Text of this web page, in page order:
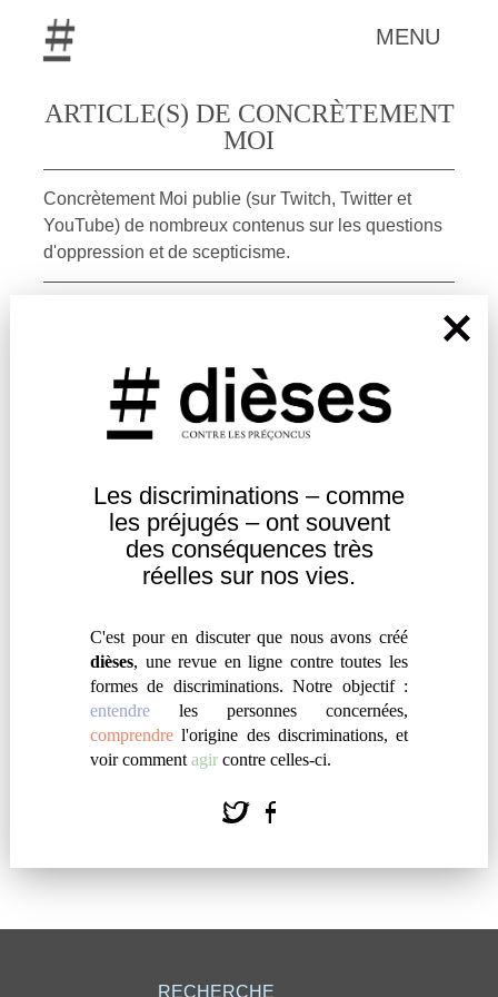
Les discriminations – comme
lespréjugés – ont souvent
desconséquences très
réelles sur nos vies.
C'est pour en discuter que nous avons créé
dièses, une revue en ligne contre toutes les
formes de discriminations. Notre objectif :
entendre les personnes concernées,
comprendre l'origine des discriminations, et
voir comment agir contre celles-ci.
MENU
ARTICLE(S) DE CONCRÈTEMENT
MOI
Concrètement Moi publie (sur Twitch, Twitter et
YouTube) de nombreux contenus sur les questions
d'oppression et de scepticisme.
AFFRONTER LE MÉPRIS DE CLASSE
Concrètement Moi
« Je me souviens de celle que j’étais quand j’étais
encore dans la misère. J’avais honte, je baissais les
yeux, je me soumettais, j’avais peur, j’étais habituée
“normales”. Et pourtant ça me faisait mal. »
RECHERCHE